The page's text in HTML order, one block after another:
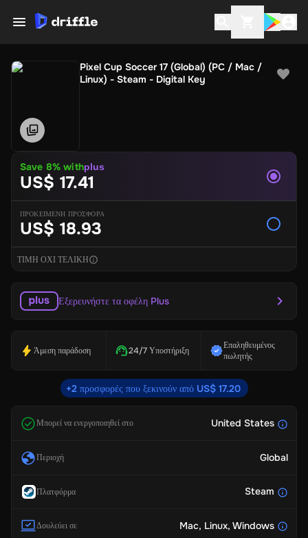
Pixel Cup Soccer 17 (Global) (PC / Mac /
Linux) - Steam - Digital Key
Save 8% withplus
US$ 17.41
ΠΡΟΚΕΙΜΕΝΗ ΠΡΟΣΦΟΡΑ
US$ 18.93
ΤΙΜΗ ΟΧΙ ΤΕΛΙΚΗ
Εξερευνήστε τα οφέλη Plus
Άμεση παράδοση 24/7 Υποστήριξη
Επαληθευμένος
πωλητής
+2 προσφορές που ξεκινούν από US$ 17.20
Μπορεί να ενεργοποιηθεί στο United States
Περιοχή Global
Πλατφόρμα Steam
Δουλεύει σε Mac, Linux, Windows